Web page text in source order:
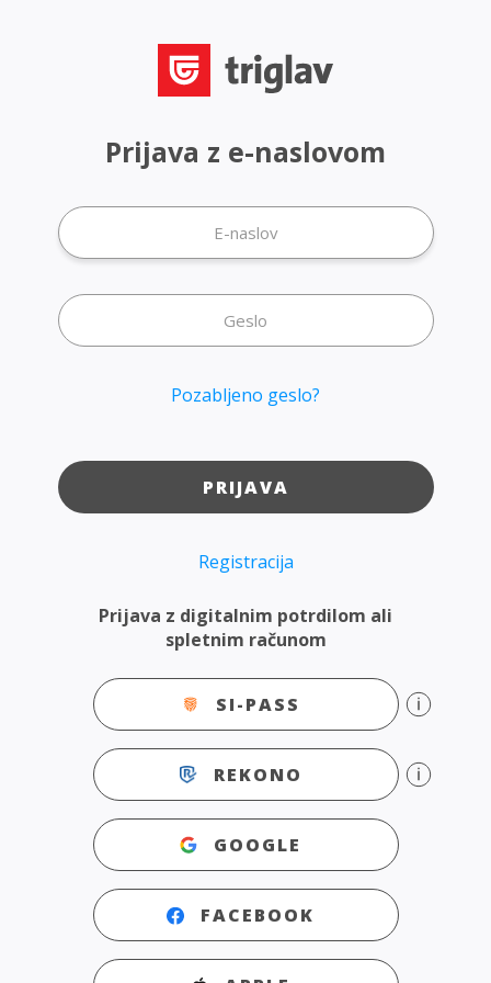
Prijava z digitalnim potrdilom ali
spletnim računom
SI-PASS
REKONO
GOOGLE
FACEBOOK
Prijava z e-naslovom
Pozabljeno geslo?
PRIJAVA
Registracija